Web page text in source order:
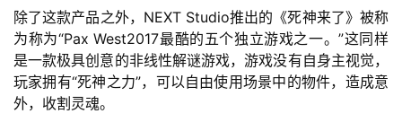
)
除了这款产品之外，NEXT Studio推出的《死神来了》被称
为称为“Pax West2017最酷的五个独立游戏之一。”这同样
是一款极具创意的非线性解谜游戏，游戏没有自身主视觉，
玩家拥有“死神之力”，可以自由使用场景中的物件，造成意
外，收割灵魂。